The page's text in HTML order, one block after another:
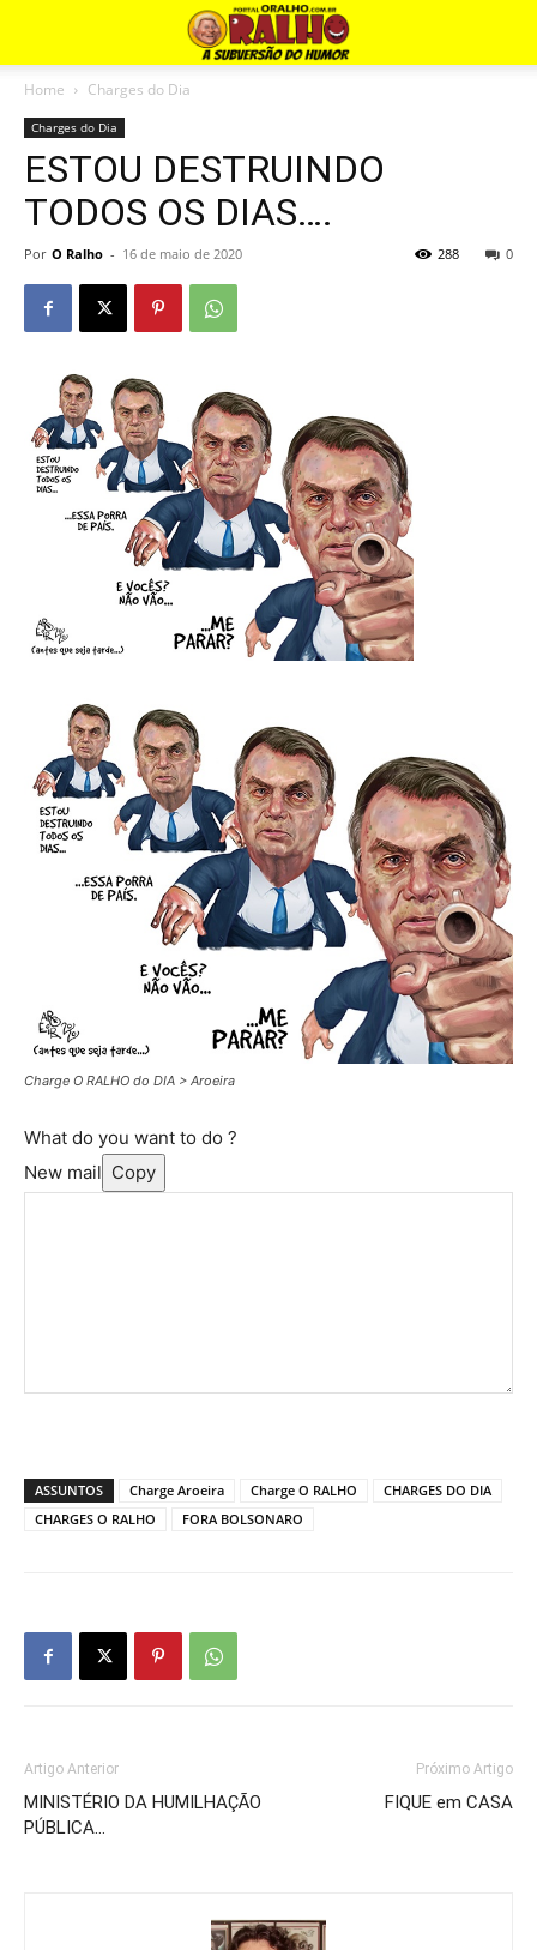
Home Charges do Dia
Charges do Dia
ESTOU DESTRUINDO
TODOS OS DIAS….
Por O Ralho - 16 de maio de 2020 0
288
Charge O RALHO do DIA > Aroeira
What do you want to do ?
New mail Copy
ASSUNTOS Charge Aroeira Charge O RALHO
CHARGES DO DIA
CHARGES O RALHO
FORA BOLSONARO
Artigo Anterior
MINISTÉRIO DA HUMILHAÇÃO
PÚBLICA…
Próximo Artigo
FIQUE em CASA